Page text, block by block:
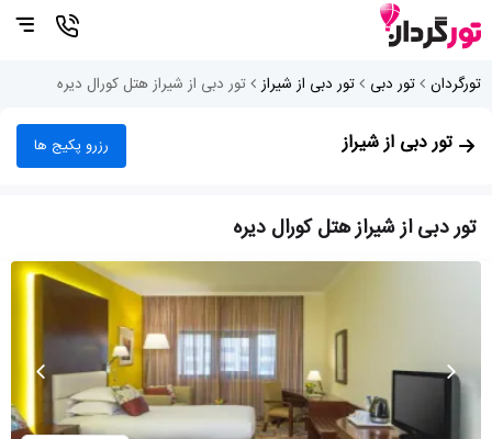
تورگردان تور دبی تور دبی از شیراز تور دبی از شیراز هتل کورال دیره
تور دبی از شیراز رزرو پکیج ها
تور دبی از شیراز هتل کورال دیره